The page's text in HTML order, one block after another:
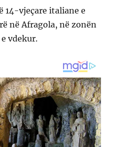
14-vjeçare italiane e
në Afragola, në zonën
vdekur.